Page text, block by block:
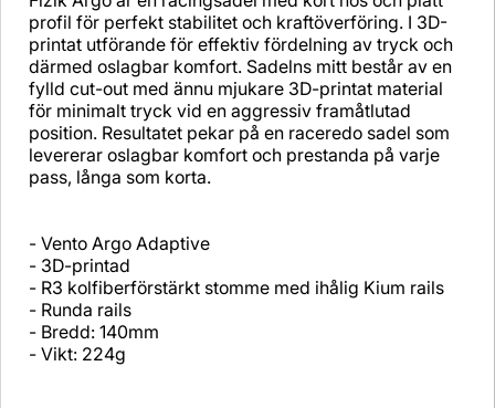
profil för perfekt stabilitet och kraftöverföring. I 3D-
printat utförande för effektiv fördelning av tryck och
därmed oslagbar komfort. Sadelns mitt består av en
fylld cut-out med ännu mjukare 3D-printat material
för minimalt tryck vid en aggressiv framåtlutad
position. Resultatet pekar på en raceredo sadel som
levererar oslagbar komfort och prestanda på varje
pass, långa som korta.
- Vento Argo Adaptive
- 3D-printad
- R3 kolfiberförstärkt stomme med ihålig Kium rails
- Runda rails
- Bredd: 140mm
- Vikt: 224g